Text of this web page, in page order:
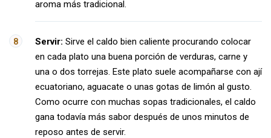
aroma más tradicional.
Servir: Sirve el caldo bien caliente procurando colocar
en cada plato una buena porción de verduras, carne y
una o dos torrejas. Este plato suele acompañarse con ají
ecuatoriano, aguacate o unas gotas de limón al gusto.
Como ocurre con muchas sopas tradicionales, el caldo
gana todavía más sabor después de unos minutos de
reposo antes de servir.